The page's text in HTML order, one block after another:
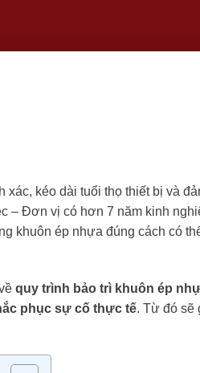
xác, kéo dài tuổi thọ thiết bị và
– Đơn vị có hơn 7 năm kinh
khuôn ép nhựa đúng cách có
quy trình bảo trì khuôn ép
phục sự cố thực tế. Từ đó sẽ